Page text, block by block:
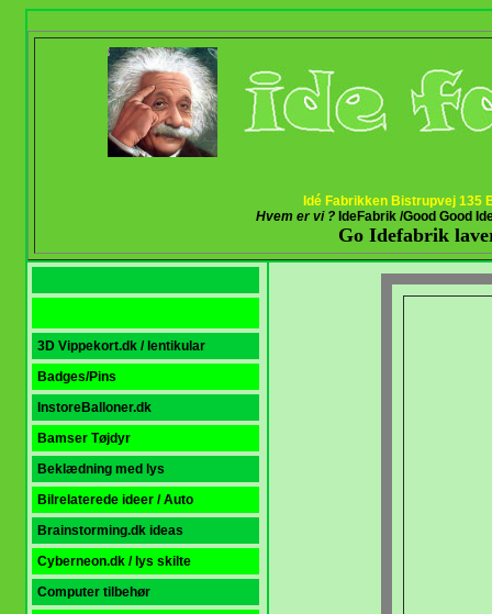
Idé Fabrikken Bistrupvej 135
Hvem er vi ? IdeFabrik /Good Good
Go Idefabrik
3D Vippekort.dk / lentikular
Badges/Pins
InstoreBalloner.dk
Bamser Tøjdyr
Beklædning med lys
Bilrelaterede ideer / Auto
Brainstorming.dk ideas
Cyberneon.dk / lys skilte
Computer tilbehør